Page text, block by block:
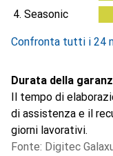
4. Seasonic
Confronta tutti i 24
Durata della
Il tempo di
di assistenza e il
giorni lavorativi.
Fonte: Digitec